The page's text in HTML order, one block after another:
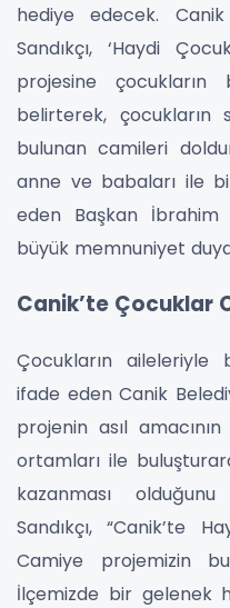
hediye edecek.
Sandıkçı, ‘Haydi
projesine
belirterek, çocukların
bulunan camileri
anne ve babaları ile
eden Başkan İbrahim
büyük memnuniyet
Canik’te Çocuklar
Çocukların aileleriyle
ifade eden Canik
projenin asıl
ortamları ile
kazanması
Sandıkçı, “Canik’te
Camiye projemizin
İlçemizde bir gelenek